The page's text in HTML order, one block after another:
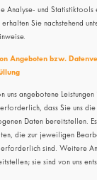
Analyse- und Statistiktools
erhalten Sie nachstehend
Angeboten bzw.
uns angebotene Leistungen
dass Sie uns
Daten bereitstellen.
die zur jeweiligen
erforderlich sind. Weitere
sie sind von uns